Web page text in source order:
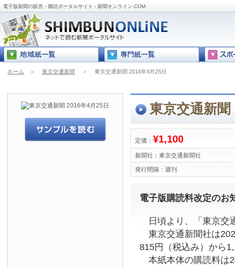
電子版新聞の販売・購読ポータルサイト - 新聞オンライン.COM
ホーム ＞ 東京交通新聞 ＞ 東京交通新聞 2016年4月25日
東京交通新聞
定価： ¥1,100
新聞社： 東京交通新聞社
発行間隔： 週刊
電子版購読料改定のお
日頃より、「東京交
東京交通新聞社は
815円（税込み）から
本紙本体の購読料は